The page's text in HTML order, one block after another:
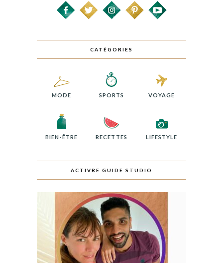
CATÉGORIES
MODE SPORTS VOYAGE
BIEN-ÊTRE RECETTES LIFESTYLE
ACTIVRE GUIDE STUDIO